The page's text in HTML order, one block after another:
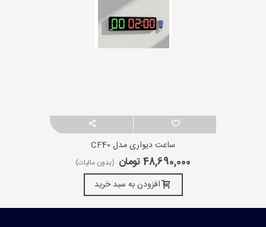
ساعت دیواری مدل CF40
48,690,000 تومان (بدون مالیات)
افزودن به سبد خرید